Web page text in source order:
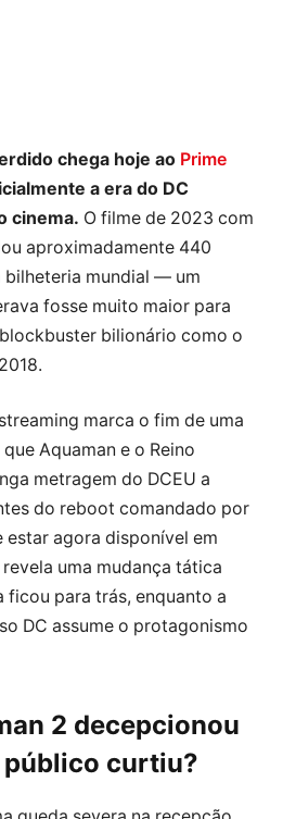
chega hoje ao Prime
a era do DC
cinema. O filme de 2023 com
aproximadamente 440
bilheteria mundial — um
fosse muito maior para
bilionário como o
marca o fim de uma
Aquaman e o Reino
metragem do DCEU a
do reboot comandado por
estar agora disponível em
uma mudança tática
ficou para trás, enquanto a
DC assume o protagonismo
2 decepcionou
curtiu?